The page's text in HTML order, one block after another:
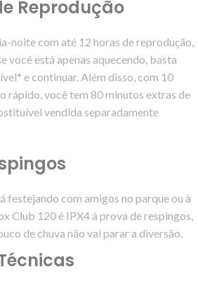
Reprodução
noite com até 12 horas de reprodução,
você está apenas aquecendo, basta
e continuar. Além disso, com 10
rápido, você tem 80 minutos extras de
vendida separadamente
festejando com amigos no parque ou à
Club 120 é IPX4 à prova de respingos,
de chuva não vai parar a diversão.